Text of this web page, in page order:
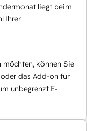
liegt beim
Ihrer
möchten, können Sie
das Add-on für
unbegrenzt E-